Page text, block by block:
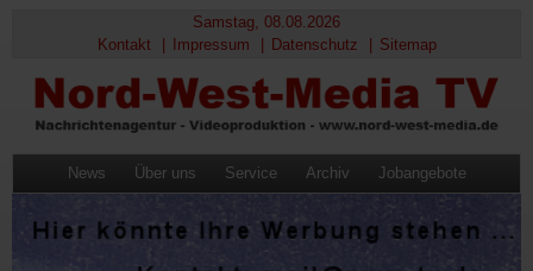
Samstag, 08.08.2026
Kontakt
Impressum Datenschutz Sitemap
News Über uns Service Archiv Jobangebote